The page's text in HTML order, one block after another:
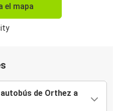
el mapa
de Orthez a